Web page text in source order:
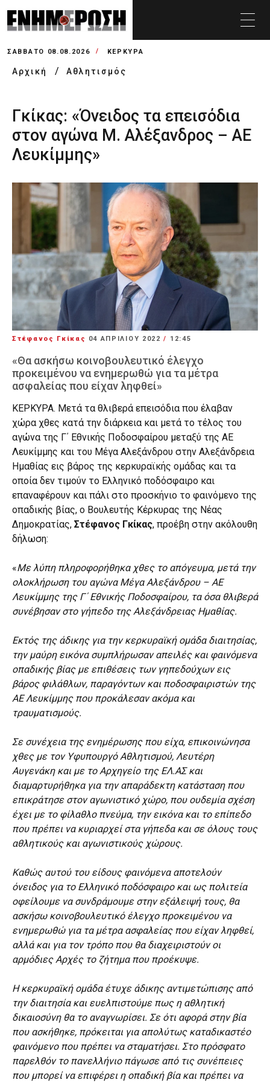
ΣΆΒΒΑΤΟ 08.08.2026 ΚΕΡΚΥΡΑ
Αρχική Αθλητισμός
Γκίκας: «Όνειδος τα επεισόδια
στον αγώνα Μ. Αλέξανδρος – ΑΕ
Λευκίμμης»
Στέφανος Γκίκας 04 ΑΠΡΙΛΊΟΥ 2022/ 12:45
«Θα ασκήσω κοινοβουλευτικό έλεγχο
προκειμένου να ενημερωθώ για τα μέτρα
ασφαλείας που είχαν ληφθεί»
ΚΕΡΚΥΡΑ. Μετά τα θλιβερά επεισόδια που έλαβαν
χώρα χθες κατά την διάρκεια και μετά το τέλος του
αγώνα της Γ΄ Εθνικής Ποδοσφαίρου μεταξύ της ΑΕ
Λευκίμμης και του Μέγα Αλεξάνδρου στην Αλεξάνδρεια
Ημαθίας εις βάρος της κερκυραϊκής ομάδας και τα
οποία δεν τιμούν το Ελληνικό ποδόσφαιρο και
επαναφέρουν και πάλι στο προσκήνιο το φαινόμενο της
οπαδικής βίας, ο Βουλευτής Κέρκυρας της Νέας
Δημοκρατίας, Στέφανος Γκίκας, προέβη στην ακόλουθη
δήλωση:
«Με λύπη πληροφορήθηκα χθες το απόγευμα, μετά την
ολοκλήρωση του αγώνα Μέγα Αλεξάνδρου – ΑΕ
Λευκίμμης της Γ΄ Εθνικής Ποδοσφαίρου, τα όσα θλιβερά
συνέβησαν στο γήπεδο της Αλεξάνδρειας Ημαθίας.
Εκτός της άδικης για την κερκυραϊκή ομάδα διαιτησίας,
την μαύρη εικόνα συμπλήρωσαν απειλές και φαινόμενα
οπαδικής βίας με επιθέσεις των γηπεδούχων εις
βάρος φιλάθλων, παραγόντων και ποδοσφαιριστών της
ΑΕ Λευκίμμης που προκάλεσαν ακόμα και
τραυματισμούς.
Σε συνέχεια της ενημέρωσης που είχα, επικοινώνησα
χθες με τον Υφυπουργό Αθλητισμού, Λευτέρη
Αυγενάκη και με το Αρχηγείο της ΕΛ.ΑΣ και
διαμαρτυρήθηκα για την απαράδεκτη κατάσταση που
επικράτησε στον αγωνιστικό χώρο, που ουδεμία σχέση
έχει με το φίλαθλο πνεύμα, την εικόνα και το επίπεδο
που πρέπει να κυριαρχεί στα γήπεδα και σε όλους τους
αθλητικούς και αγωνιστικούς χώρους.
Καθώς αυτού του είδους φαινόμενα αποτελούν
όνειδος για το Ελληνικό ποδόσφαιρο και ως πολιτεία
οφείλουμε να συνδράμουμε στην εξάλειψή τους, θα
ασκήσω κοινοβουλευτικό έλεγχο προκειμένου να
ενημερωθώ για τα μέτρα ασφαλείας που είχαν ληφθεί,
αλλά και για τον τρόπο που θα διαχειριστούν οι
αρμόδιες Αρχές το ζήτημα που προέκυψε.
Η κερκυραϊκή ομάδα έτυχε άδικης αντιμετώπισης από
την διαιτησία και ευελπιστούμε πως η αθλητική
δικαιοσύνη θα το αναγνωρίσει. Σε ότι αφορά στην βία
που ασκήθηκε, πρόκειται για απολύτως καταδικαστέο
φαινόμενο που πρέπει να σταματήσει. Στο πρόσφατο
παρελθόν το πανελλήνιο πάγωσε από τις συνέπειες
που μπορεί να επιφέρει η οπαδική βία και πρέπει να